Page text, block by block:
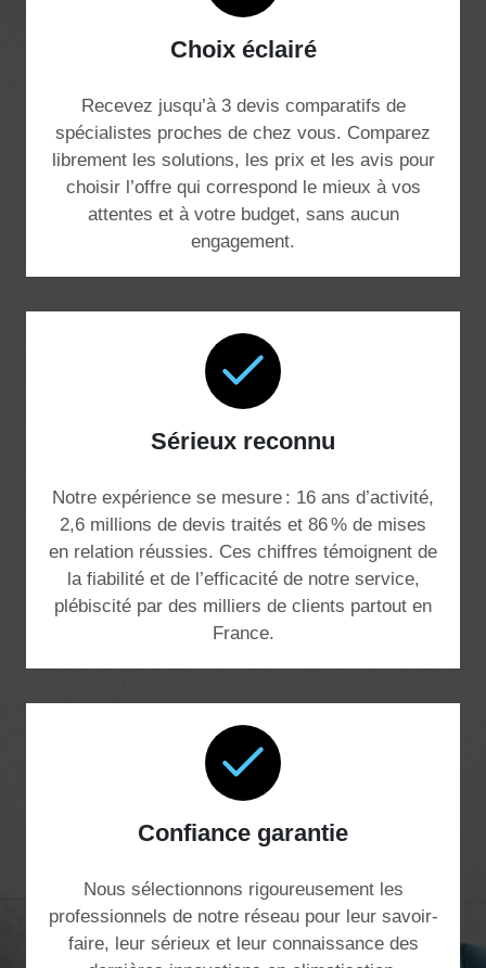
Choix éclairé
Recevez jusqu’à 3 devis comparatifs de
spécialistes proches de chez vous. Comparez
librement les solutions, les prix et les avis pour
choisir l’offre qui correspond le mieux à vos
attentes et à votre budget, sans aucun
engagement.
Sérieux reconnu
Notre expérience se mesure : 16 ans d’activité,
2,6 millions de devis traités et 86 % de mises
en relation réussies. Ces chiffres témoignent de
la fiabilité et de l’efficacité de notre service,
plébiscité par des milliers de clients partout en
France.
Confiance garantie
Nous sélectionnons rigoureusement les
professionnels de notre réseau pour leur savoir-
faire, leur sérieux et leur connaissance des